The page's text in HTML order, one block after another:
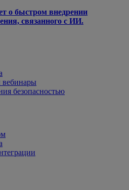
о быстром внедрении
связанного с ИИ.
безопасностью